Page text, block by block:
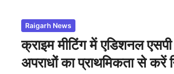
Raigarh News
क्राइम मीटिंग में एडिशनल
अपराधों का प्राथमिकता से करें